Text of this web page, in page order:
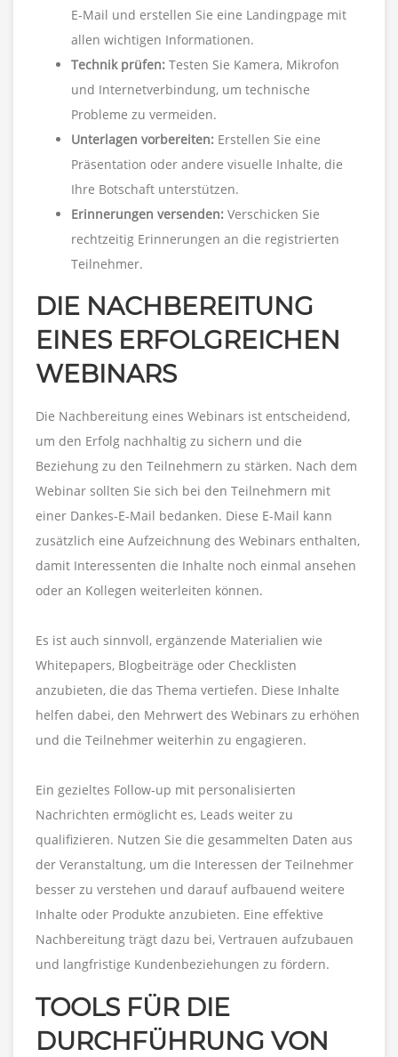
E-Mail und erstellen Sie eine Landingpage mit
allen wichtigen Informationen.
Technik prüfen: Testen Sie Kamera, Mikrofon
und Internetverbindung, um technische
Probleme zu vermeiden.
Unterlagen vorbereiten: Erstellen Sie eine
Präsentation oder andere visuelle Inhalte, die
Ihre Botschaft unterstützen.
Erinnerungen versenden: Verschicken Sie
rechtzeitig Erinnerungen an die registrierten
Teilnehmer.
DIE NACHBEREITUNG
EINES ERFOLGREICHEN
WEBINARS
Die Nachbereitung eines Webinars ist entscheidend,
um den Erfolg nachhaltig zu sichern und die
Beziehung zu den Teilnehmern zu stärken. Nach dem
Webinar sollten Sie sich bei den Teilnehmern mit
einer Dankes-E-Mail bedanken. Diese E-Mail kann
zusätzlich eine Aufzeichnung des Webinars enthalten,
damit Interessenten die Inhalte noch einmal ansehen
oder an Kollegen weiterleiten können.
Es ist auch sinnvoll, ergänzende Materialien wie
Whitepapers, Blogbeiträge oder Checklisten
anzubieten, die das Thema vertiefen. Diese Inhalte
helfen dabei, den Mehrwert des Webinars zu erhöhen
und die Teilnehmer weiterhin zu engagieren.
Ein gezieltes Follow-up mit personalisierten
Nachrichten ermöglicht es, Leads weiter zu
qualifizieren. Nutzen Sie die gesammelten Daten aus
der Veranstaltung, um die Interessen der Teilnehmer
besser zu verstehen und darauf aufbauend weitere
Inhalte oder Produkte anzubieten. Eine effektive
Nachbereitung trägt dazu bei, Vertrauen aufzubauen
und langfristige Kundenbeziehungen zu fördern.
TOOLS FÜR DIE
DURCHFÜHRUNG VON